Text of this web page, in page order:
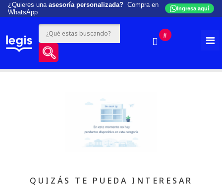
¿Quieres una asesoría personalizada? Compra en
WhatsApp
Ingresa aquí
#
QUIZÁS TE PUEDA INTERESAR